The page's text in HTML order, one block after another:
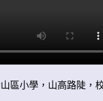
區小學，山高路陡，